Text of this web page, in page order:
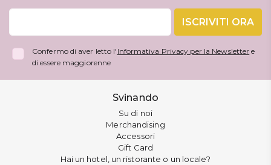
ISCRIVITI ORA
Confermo di aver letto l' Informativa Privacy per la Newsletter e
di essere maggiorenne
Svinando
Su di noi
Merchandising
Accessori
Gift Card
Hai un hotel, un ristorante o un locale?